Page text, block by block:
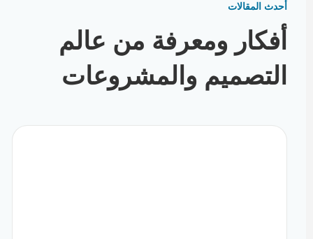
أحدث المقالات
أفكار ومعرفة من عالم
التصميم والمشروعات